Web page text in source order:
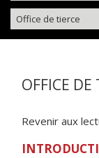
Office de tierce
OFFICE DE
Revenir aux